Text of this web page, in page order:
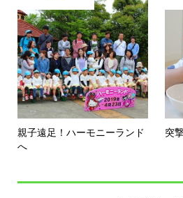
親子遠足！ハーモニーランド
へ
突